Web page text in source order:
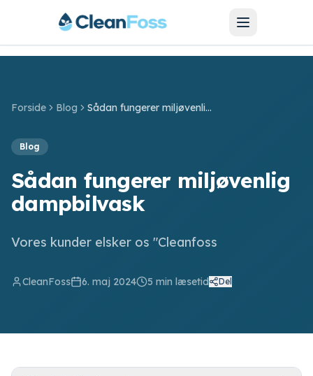
Bilpolering
Barnevogn
Forside Blog Sådan fungerer miljøvenlig dampbilvask
Blog
Sådan fungerer miljøvenlig
dampbilvask
Vores kunder elsker os "Cleanfoss
CleanFoss 6. maj 2024 5 min læsetid Del